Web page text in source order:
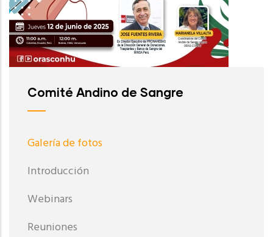
Comité Andino de Sangre
Galería de fotos
Introducción
Webinars
Reuniones